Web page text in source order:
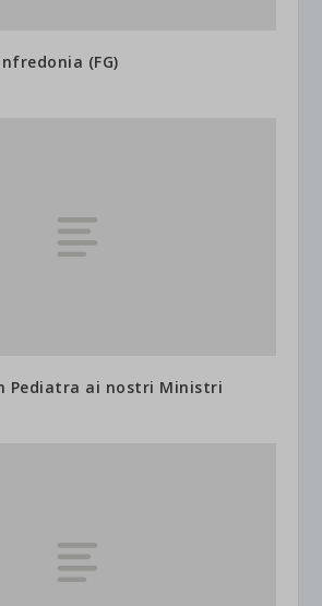
(FG)
Pediatra ai nostri Ministri